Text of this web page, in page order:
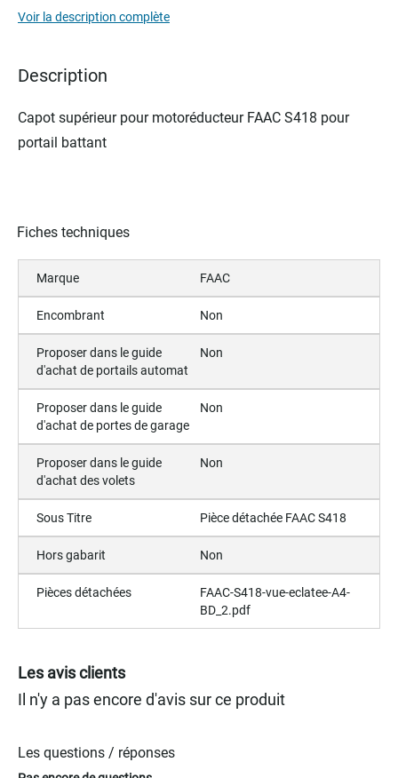
of
gallery
Voir la description complète
Description
Capot supérieur pour motoréducteurFAAC S418 pour
portail battant
Fiches techniques
Marque FAAC
Encombrant Non
Proposer dans le guide
d'achat de portails automat
Non
Proposer dans le guide
d'achat de portes de garage
Non
Proposer dans le guide
d'achat des volets
Non
Sous Titre Pièce détachée FAAC S418
Hors gabarit Non
Pièces détachées
FAAC-S418-vue-eclatee-A4-
BD_2.pdf
Les avis clients
Il n'y a pas encore d'avis sur ce produit
Les questions / réponses